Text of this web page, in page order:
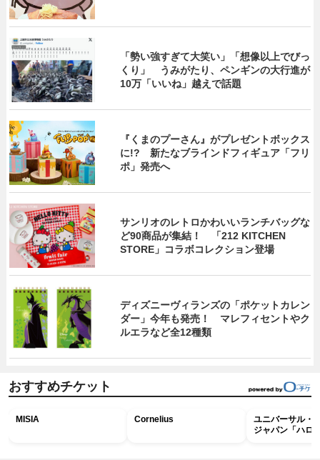
「勢い強すぎて大笑い」「想像以上でびっ
くり」 うみがたり、ペンギンの大行進が
10万「いいね」越えで話題
『くまのプーさん』がプレゼントボックス
に!? 新たなブラインドフィギュア「フリ
ポ」発売へ
サンリオのレトロかわいいランチバッグな
ど90商品が集結！ 「212 KITCHEN
STORE」コラボコレクション登場
ディズニーヴィランズの「ポケットカレン
ダー」今年も発売！ マレフィセントやク
ルエラなど全12種類
おすすめチケット
MISIA Cornelius
ユニバーサル・
ジャパン「ハロ